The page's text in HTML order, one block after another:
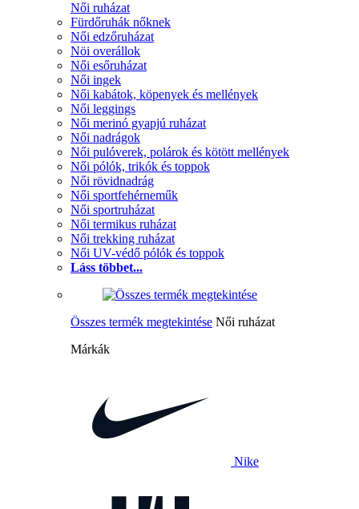
Női ruházat
Fürdőruhák nőknek
Női edzőruházat
Nöi overállok
Női esőruházat
Női ingek
Női kabátok, köpenyek és mellények
Női leggings
Női merinó gyapjú ruházat
Női nadrágok
Női pulóverek, polárok és kötött mellények
Női pólók, trikók és toppok
Női rövidnadrág
Női sportfehérneműk
Női sportruházat
Női termikus ruházat
Női trekking ruházat
Női UV-védő pólók és toppok
Láss többet...
Összes termék megtekintése Női ruházat
Márkák
Nike